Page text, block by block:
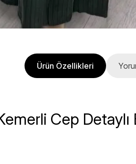
Ürün Özellikleri
Cep Detaylı